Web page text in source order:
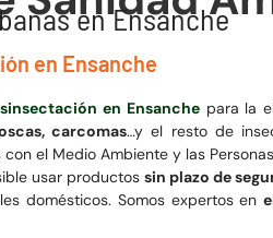
en Ensanche
en Ensanche
en Ensanchepara la
carcomas…y el resto de
el Medio Ambiente y las
usar productossin plazo de
domésticos. Somos expertos en